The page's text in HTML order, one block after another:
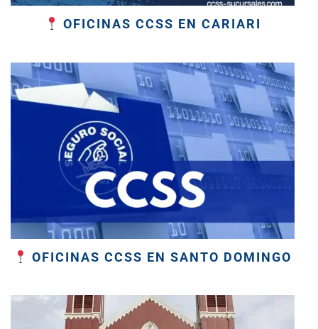
OFICINAS CCSS EN CARIARI
OFICINAS CCSS EN SANTO DOMINGO